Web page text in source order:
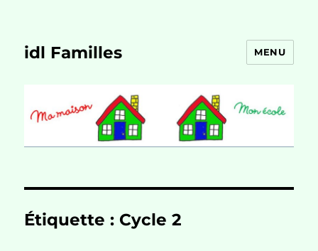
idl Familles MENU
Étiquette : Cycle 2